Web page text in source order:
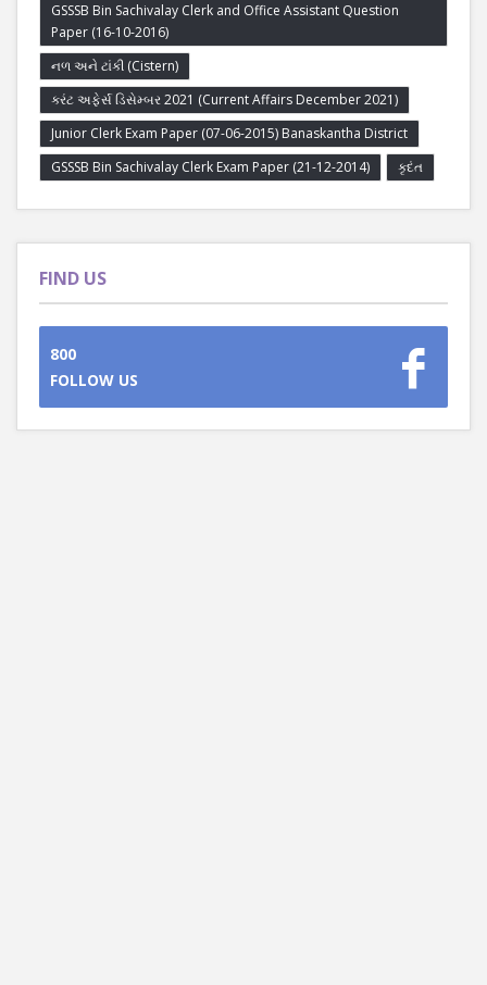
GSSSB Bin Sachivalay Clerk and Office Assistant Question
Paper (16-10-2016)
નળ અને ટાંકી (Cistern)
કરંટ અફેર્સ ડિસેમ્બર 2021 (Current Affairs December 2021)
Junior Clerk Exam Paper (07-06-2015) Banaskantha District
GSSSB Bin Sachivalay Clerk Exam Paper (21-12-2014)
કૃદંત
FIND US
800
FOLLOW US